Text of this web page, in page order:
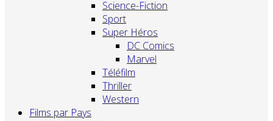
Science-Fiction
Sport
Super Héros
DC Comics
Marvel
Téléfilm
Thriller
Western
Films par Pays